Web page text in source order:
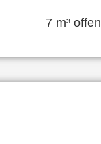
7 m³ offen